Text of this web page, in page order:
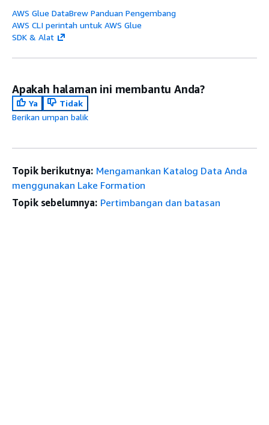
AWS Glue DataBrew Panduan Pengembang
AWS CLI perintah untuk AWS Glue
SDK & Alat
Apakah halaman ini membantu Anda?
Ya
Tidak
Berikan umpan balik
Topik berikutnya: Mengamankan Katalog Data Anda
menggunakan Lake Formation
Topik sebelumnya: Pertimbangan dan batasan